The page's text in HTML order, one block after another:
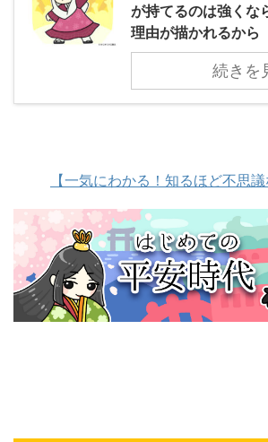
が持てるのは強くな
理由が描かれるから
続きを
【一気にわかる！知るほど不思議